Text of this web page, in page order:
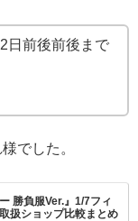
日前後前後まで
でした。
勝負服Ver.』1/7フィ
扱ショップ比較まとめ